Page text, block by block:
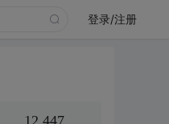
登录/注册
12,447